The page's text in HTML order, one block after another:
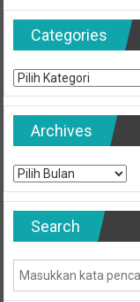
Categories
Categories
Archives
Archives
Search